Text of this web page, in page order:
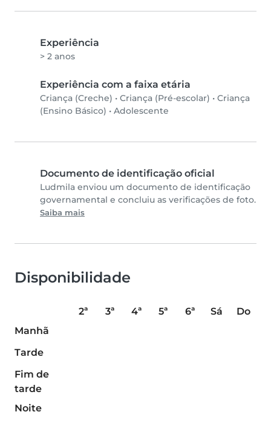
Experiência
> 2 anos
Experiência com a faixa etária
Criança (Creche) • Criança (Pré-escolar) • Criança
(Ensino Básico) • Adolescente
Documento de identificação oficial
Ludmila enviou um documento de identificação
governamental e concluiu as verificações de foto.
Saiba mais
Disponibilidade
2ª 3ª 4ª 5ª 6ª Sá
Do
Manhã
Tarde
Fim de
tarde
Noite